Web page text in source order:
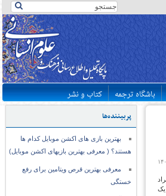
باشگاه ترجمه کتاب و نشر
پربیننده‌ها
بهترین بازی های اکشن موبایل کدام ها
هستند؟ ( معرفی بهترین بازیهای اکشن موبایل)
معرفی بهترین قرص ویتامین برای رفع
خستگی
۱۹۹۰ اغلب این افراد
یک